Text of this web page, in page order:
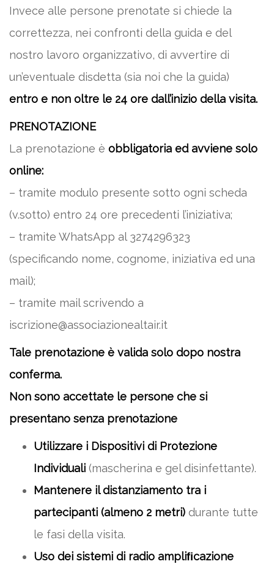
Invece alle persone prenotate si chiede la
correttezza, nei confronti della guida e del
nostro lavoro organizzativo, di avvertire di
un’eventuale disdetta (sia noi che la guida)
entro e non oltre le 24 ore dall’inizio della visita.
PRENOTAZIONE
La prenotazione è obbligatoria ed avviene solo
online:
– tramite modulo presente sotto ogni scheda
(v.sotto) entro 24 ore precedenti l’iniziativa;
– tramite WhatsApp al 3274296323
(specificando nome, cognome, iniziativa ed una
mail);
– tramite mail scrivendo a
iscrizione@associazionealtair.it
Tale prenotazione è valida solo dopo nostra
conferma.
Non sono accettate le persone che si
presentano senza prenotazione
Utilizzare i Dispositivi di Protezione
Individuali (mascherina e gel disinfettante).
Mantenere il distanziamento tra i
partecipanti (almeno 2 metri) durante tutte
le fasi della visita.
Uso dei sistemi di radio ampliﬁcazione